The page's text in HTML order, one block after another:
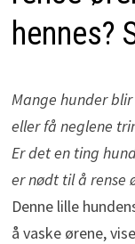
hennes?
Mange hunder
eller få neglene
Er det en ting
er nødt til å rense
Denne lille
å vaske ørene,